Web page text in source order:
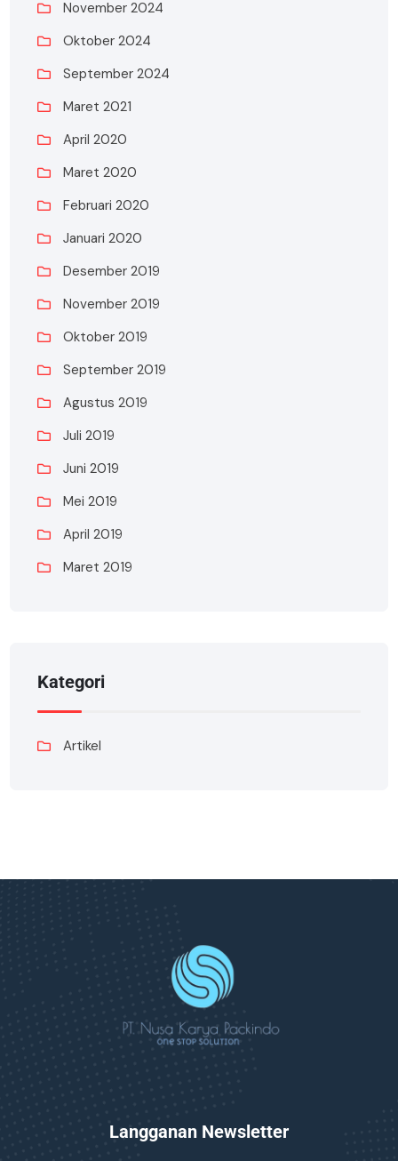
November 2024
Oktober 2024
September 2024
Maret 2021
April 2020
Maret 2020
Februari 2020
Januari 2020
Desember 2019
November 2019
Oktober 2019
September 2019
Agustus 2019
Juli 2019
Juni 2019
Mei 2019
April 2019
Maret 2019
Kategori
Artikel
Langganan Newsletter